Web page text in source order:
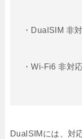
・DualSIM 非
・Wi-Fi6 非対
DualSIMには、対